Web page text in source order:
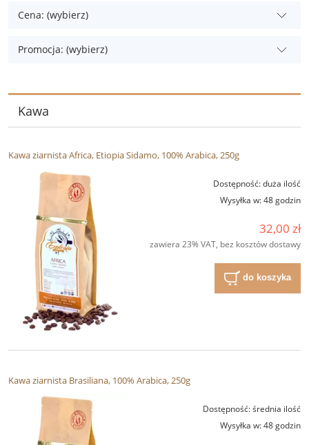
Cena: (wybierz)
Promocja: (wybierz)
Kawa
Kawa ziarnista Africa, Etiopia Sidamo, 100% Arabica, 250g
Dostępność:duża ilość
Wysyłka w:48 godzin
32,00 zł
zawiera 23% VAT, bez kosztów dostawy
do koszyka
Kawa ziarnista Brasiliana, 100% Arabica, 250g
Dostępność:średnia ilość
Wysyłka w:48 godzin